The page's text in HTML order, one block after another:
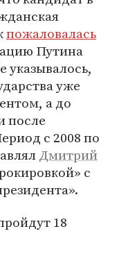
пожаловалась
Путина
уже
а до
после
с 2008 по
Дмитрий
с
18